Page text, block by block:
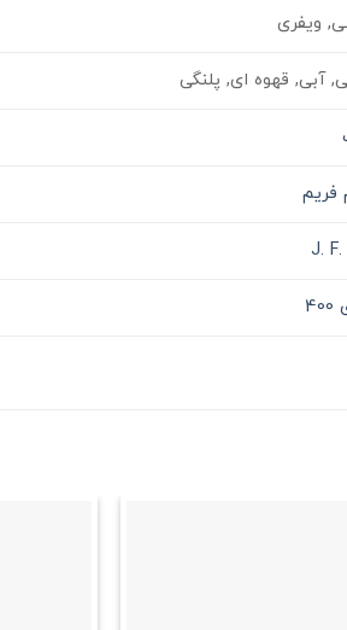
ویفری
آبی, قهوه ای, پلنگی
فریم
J.